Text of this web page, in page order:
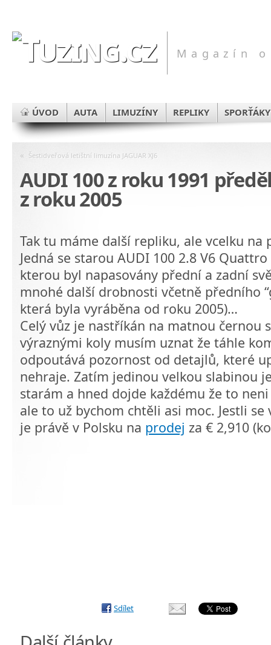
Magazín
ÚVOD AUTA LIMUZÍNY REPLIKY SPORŤÁKY
« Šestidveřová letištní limuzína JAGUAR XJ6
AUDI 100 z roku 1991
z roku 2005
Tak tu máme další repliku, ale vcelku
Jedná se starou AUDI 100 2.8 V6
kterou byl napasovány přední a zadní
mnohé další drobnosti včetně předního
která byla vyráběna od roku 2005)…
Celý vůz je nastříkán na matnou černou
výraznými koly musím uznat že táhle
odpoutává pozornost od detajlů, které
nehraje. Zatím jedinou velkou slabinou
starám a hned dojde každému že to
ale to už bychom chtěli asi moc. Jestli
je právě v Polsku na prodej za € 2,910
Sdílet